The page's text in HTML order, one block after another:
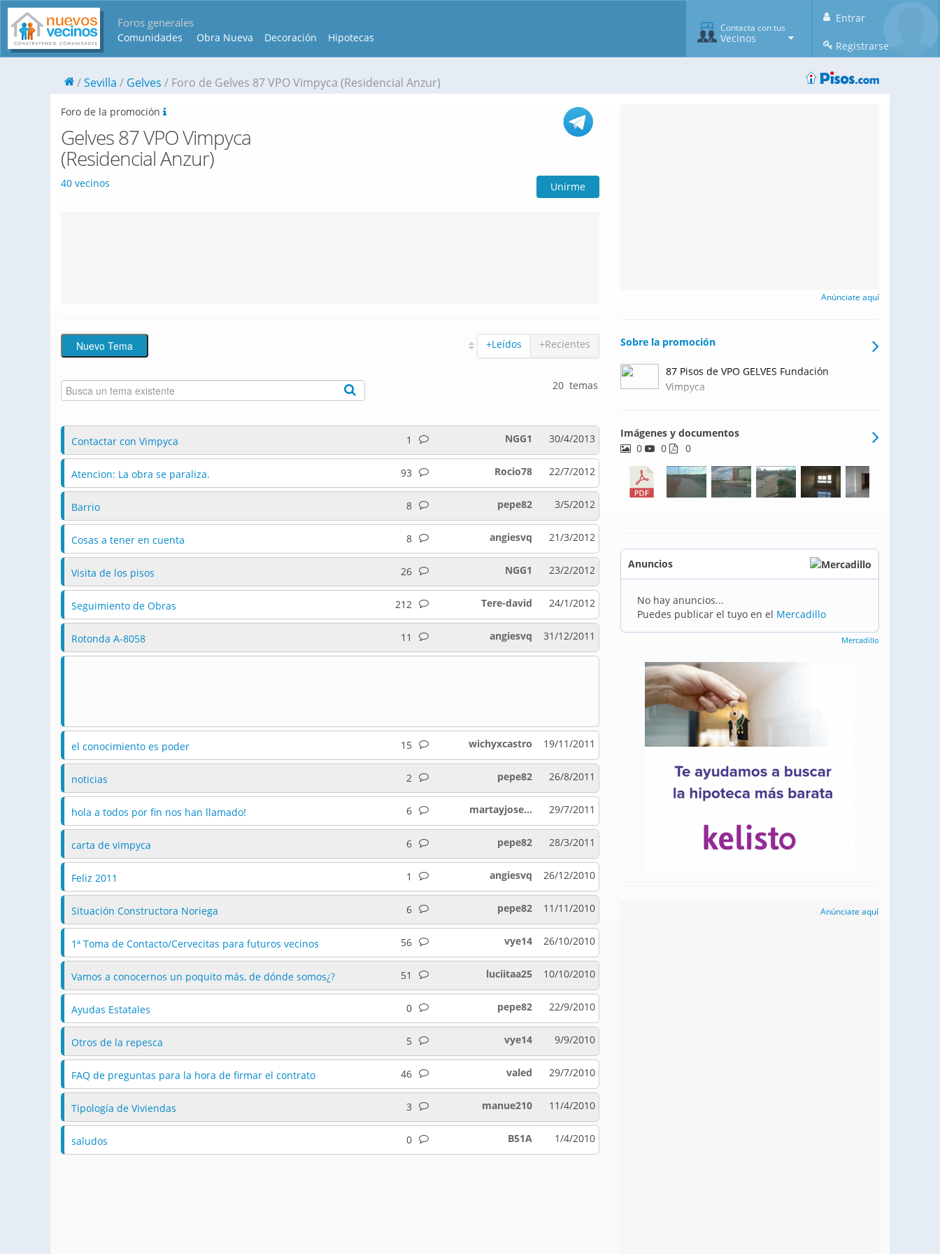
Foros generales
Comunidades Obra Nueva Decoración Hipotecas
Entrar
Registrarse
Contacta con tus
Vecinos
Sevilla Gelves Foro de Gelves 87 VPO Vimpyca (Residencial Anzur)
Foro de la promoción
Gelves 87 VPO Vimpyca
(Residencial Anzur)
40 vecinos Unirme
+Leídos +Recientes
20 temas
Contactar con Vimpyca 1 30/4/2013
NGG1
Atencion: La obra se paraliza. 93 22/7/2012
Rocio78
Barrio 8 3/5/2012
pepe82
Cosas a tener en cuenta 8 21/3/2012
angiesvq
Visita de los pisos 26 23/2/2012
NGG1
Seguimiento de Obras 212 24/1/2012
Tere-david
Rotonda A-8058 11 31/12/2011
angiesvq
el conocimiento es poder 15 19/11/2011
wichyxcastro
noticias 2 26/8/2011
pepe82
hola a todos por fin nos han llamado! 6 29/7/2011
martayjose...
carta de vimpyca 6 28/3/2011
pepe82
Feliz 2011 1 26/12/2010
angiesvq
Situación Constructora Noriega 6 11/11/2010
pepe82
1ª Toma de Contacto/Cervecitas para futuros vecinos 56 26/10/2010
vye14
Vamos a conocernos un poquito más, de dónde somos¿? 51 10/10/2010
luciitaa25
Ayudas Estatales 0 22/9/2010
pepe82
Otros de la repesca 5 9/9/2010
vye14
FAQ de preguntas para la hora de firmar el contrato 46 29/7/2010
valed
Tipología de Viviendas 3 11/4/2010
manue210
saludos 0 1/4/2010
B51A
Anúnciate aquí
Sobre la promoción
87 Pisos de VPO GELVES Fundación
Vimpyca
Imágenes y documentos
0
0 0
Anuncios
No hay anuncios...
Puedes publicar el tuyo en el Mercadillo
Mercadillo
Anúnciate aquí